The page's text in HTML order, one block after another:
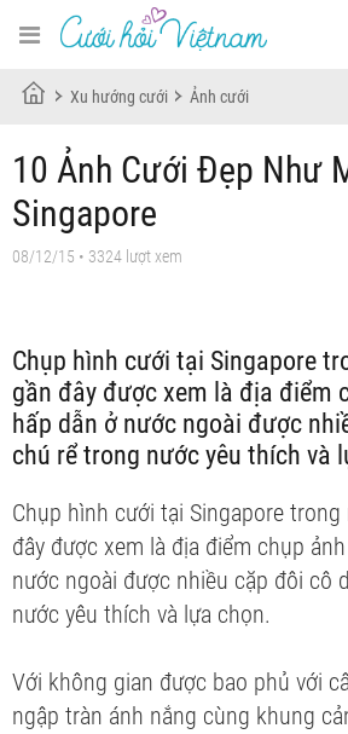
Xu hướng cưới Ảnh cưới
10 Ảnh Cưới Đẹp Như
Singapore
08/12/15 • 3324 lượt xem
Chụp hình cưới tại Singapore
gần đây được xem là địa điểm
hấp dẫn ở nước ngoài được
chú rể trong nước yêu thích và
Chụp hình cưới tại Singapore
đây được xem là địa điểm chụp
nước ngoài được nhiều cặp đôi cô
nước yêu thích và lựa chọn.
Với không gian được bao phủ với
ngập tràn ánh nắng cùng khung